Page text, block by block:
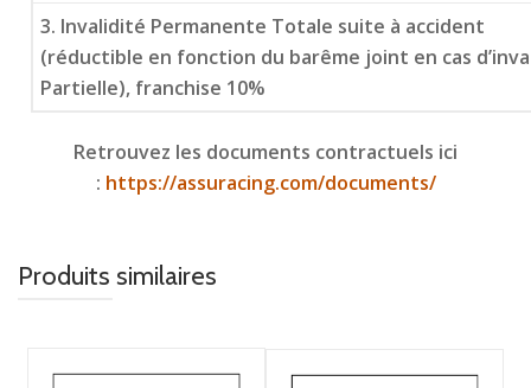
3. Invalidité Permanente Totale suite à accident
(réductible en fonction du barême joint en cas
Partielle), franchise 10%
Retrouvez les documents contractuels ici
: https://assuracing.com/documents/
Produits similaires